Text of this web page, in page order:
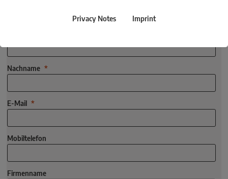
Privacy Notes Imprint
dem neuesten Stand.
Nachname
E-Mail
Mobiltelefon
Firmenname